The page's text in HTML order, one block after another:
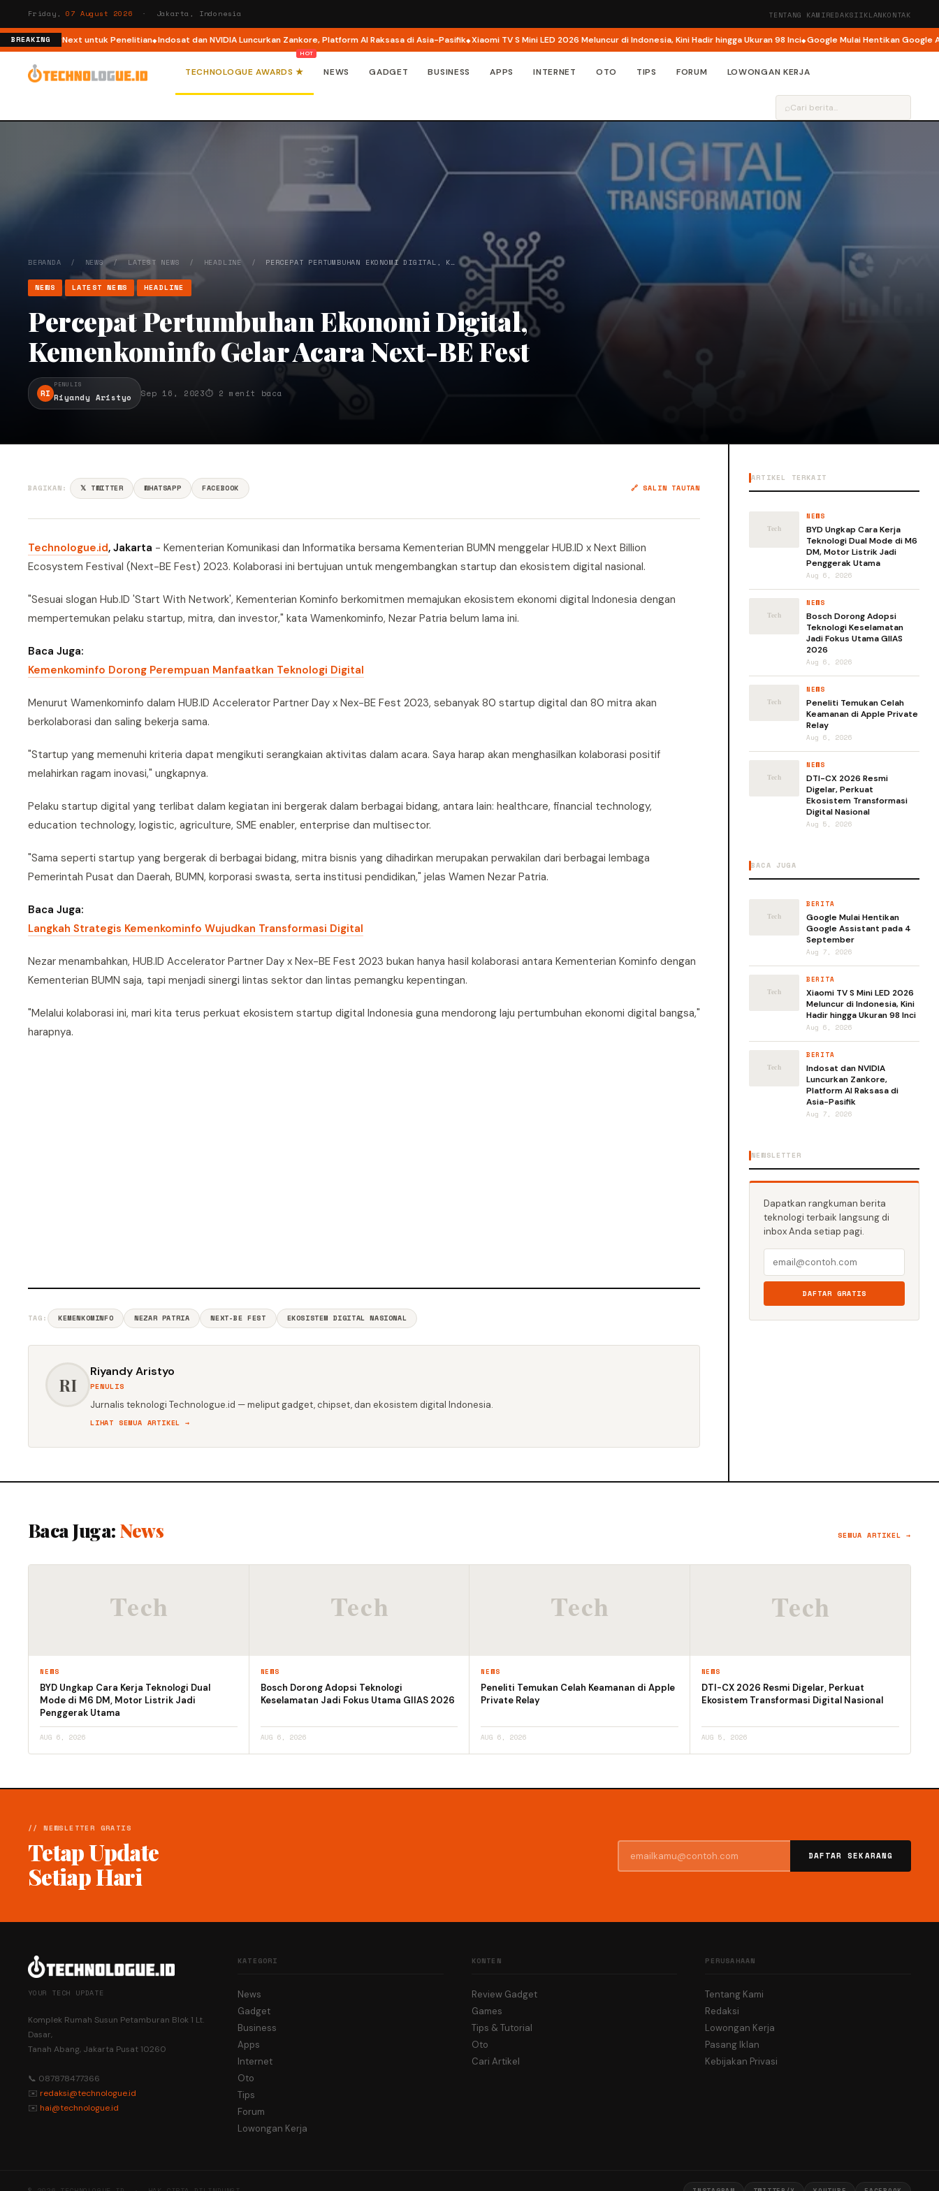
Friday,07 August 2026 · Jakarta, Indonesia TENTANG KAMIREDAKSIIKLANKONTAK
BREAKING
WeatherNext untuk Penelitian Indosat dan NVIDIA Luncurkan Zankore, Platform AI Raksasa di Asia-Pasifik Xiaomi TV S Mini LED 2026 Meluncur di Indonesia, Kini Hadir hingga Ukuran 98 Inci Google Mulai Hentikan Google
TECHNOLOGUE AWARDS ★ NEWS GADGET BUSINESS APPS INTERNET OTO TIPS FORUM LOWONGAN KERJA
⌕
BERANDA / NEWS/LATEST NEWS / HEADLINE / PERCEPAT PERTUMBUHAN EKONOMI DIGITAL, K…
NEWS LATEST NEWS HEADLINE
Percepat Pertumbuhan Ekonomi Digital,
Kemenkominfo Gelar Acara Next-BE Fest
RI
PENULIS
Riyandy Aristyo Sep 16, 2023⏱ 2 menit baca
BAGIKAN: 𝕏 TWITTER WHATSAPP FACEBOOK 🔗 SALIN TAUTAN
Technologue.id, Jakarta - Kementerian Komunikasi dan Informatika bersama Kementerian BUMN menggelar HUB.ID x Next Billion
Ecosystem Festival (Next-BE Fest) 2023. Kolaborasi ini bertujuan untuk mengembangkan startup dan ekosistem digital nasional.
"Sesuai slogan Hub.ID 'Start With Network', Kementerian Kominfo berkomitmen memajukan ekosistem ekonomi digital Indonesia dengan
mempertemukan pelaku startup, mitra, dan investor," kata Wamenkominfo, Nezar Patria belum lama ini.
Baca Juga:
Kemenkominfo Dorong Perempuan Manfaatkan Teknologi Digital
Menurut Wamenkominfo dalam HUB.ID Accelerator Partner Day x Nex-BE Fest 2023, sebanyak 80 startup digital dan 80 mitra akan
berkolaborasi dan saling bekerja sama.
"Startup yang memenuhi kriteria dapat mengikuti serangkaian aktivitas dalam acara. Saya harap akan menghasilkan kolaborasi positif
melahirkan ragam inovasi," ungkapnya.
Pelaku startup digital yang terlibat dalam kegiatan ini bergerak dalam berbagai bidang, antara lain: healthcare, financial technology,
education technology, logistic, agriculture, SME enabler, enterprise dan multisector.
"Sama seperti startup yang bergerak di berbagai bidang, mitra bisnis yang dihadirkan merupakan perwakilan dari berbagai lembaga
Pemerintah Pusat dan Daerah, BUMN, korporasi swasta, serta institusi pendidikan," jelas Wamen Nezar Patria.
Baca Juga:
Langkah Strategis Kemenkominfo Wujudkan Transformasi Digital
Nezar menambahkan, HUB.ID Accelerator Partner Day x Nex-BE Fest 2023 bukan hanya hasil kolaborasi antara Kementerian Kominfo dengan
Kementerian BUMN saja, tapi menjadi sinergi lintas sektor dan lintas pemangku kepentingan.
"Melalui kolaborasi ini, mari kita terus perkuat ekosistem startup digital Indonesia guna mendorong laju pertumbuhan ekonomi digital bangsa,"
harapnya.
TAG: KEMENKOMINFO NEZAR PATRIA NEXT-BE FEST EKOSISTEM DIGITAL NASIONAL
RI
Riyandy Aristyo
PENULIS
Jurnalis teknologi Technologue.id — meliput gadget, chipset, dan ekosistem digital Indonesia.
LIHAT SEMUA ARTIKEL →
ARTIKEL TERKAIT
NEWS
BYD Ungkap Cara Kerja
Teknologi Dual Mode di M6
DM, Motor Listrik Jadi
Penggerak Utama
Aug 6, 2026
NEWS
Bosch Dorong Adopsi
Teknologi Keselamatan
Jadi Fokus Utama GIIAS
2026
Aug 6, 2026
NEWS
Peneliti Temukan Celah
Keamanan di Apple Private
Relay
Aug 6, 2026
NEWS
DTI-CX 2026 Resmi
Digelar, Perkuat
Ekosistem Transformasi
Digital Nasional
Aug 5, 2026
BACA JUGA
BERITA
Google Mulai Hentikan
Google Assistant pada 4
September
Aug 7, 2026
BERITA
Xiaomi TV S Mini LED 2026
Meluncur di Indonesia, Kini
Hadir hingga Ukuran 98 Inci
Aug 6, 2026
BERITA
Indosat dan NVIDIA
Luncurkan Zankore,
Platform AI Raksasa di
Asia-Pasifik
Aug 7, 2026
NEWSLETTER
Dapatkan rangkuman berita
teknologi terbaik langsung di
inbox Anda setiap pagi.
DAFTAR GRATIS
Baca Juga: News SEMUA ARTIKEL →
NEWS
BYD Ungkap Cara Kerja Teknologi Dual
Mode di M6 DM, Motor Listrik Jadi
Penggerak Utama
AUG 6, 2026
NEWS
Bosch Dorong Adopsi Teknologi
Keselamatan Jadi Fokus Utama GIIAS 2026
AUG 6, 2026
NEWS
Peneliti Temukan Celah Keamanan di Apple
Private Relay
AUG 6, 2026
NEWS
DTI-CX 2026 Resmi Digelar, Perkuat
Ekosistem Transformasi Digital Nasional
AUG 5, 2026
// NEWSLETTER GRATIS
Tetap Update
Setiap Hari
DAFTAR SEKARANG
YOUR TECH UPDATE
Komplek Rumah Susun Petamburan Blok 1 Lt.
Dasar,
Tanah Abang, Jakarta Pusat 10260
📞 087878477366
✉️ redaksi@technologue.id
✉️ hai@technologue.id
KATEGORI
News
Gadget
Business
Apps
Internet
Oto
Tips
Forum
Lowongan Kerja
KONTEN
Review Gadget
Games
Tips & Tutorial
Oto
Cari Artikel
PERUSAHAAN
Tentang Kami
Redaksi
Lowongan Kerja
Pasang Iklan
Kebijakan Privasi